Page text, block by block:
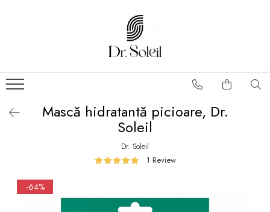
Mască hidratantă picioare, Dr.
Soleil
Dr. Soleil
1 Review
-64%